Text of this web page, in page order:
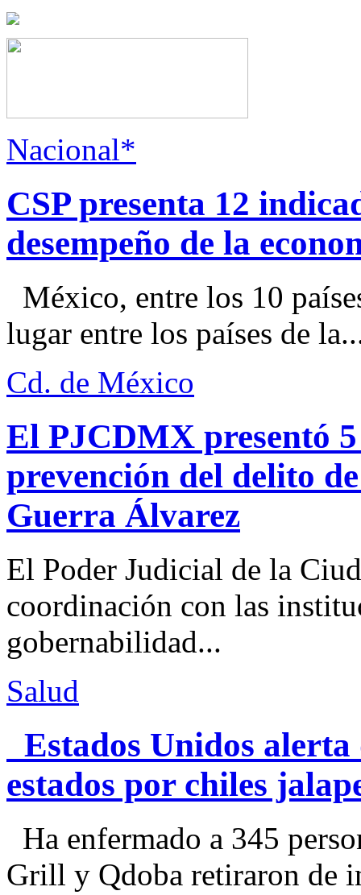
Nacional*
CSP presenta 12
desempeño de la
México, entre los 10
lugar entre los países de
Cd. de México
El PJCDMX presentó
prevención del delito
Guerra Álvarez
El Poder Judicial de la
coordinación con las
gobernabilidad...
Salud
Estados Unidos alerta
estados por chiles
Ha enfermado a 345
Grill y Qdoba retiraron de